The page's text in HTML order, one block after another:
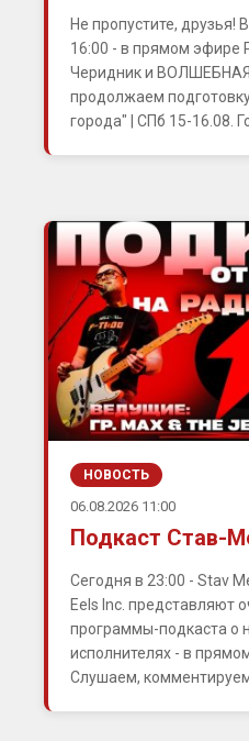
Не пропустите, друзья!
16:00 - в прямом эфире
Черидник и
продолжаем
города" | СПб 15-16.08.
НОВОСТЬ
06.08.2026 11:00
Подкаст Став-
Сегодня в 23:00 - Stav
Eels Inc. представляют
программы-подкаста о
исполнителях - в
Слушаем,